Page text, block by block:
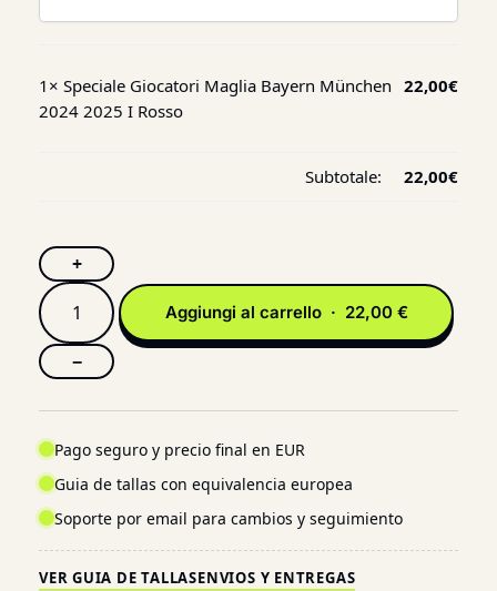
1× Speciale Giocatori Maglia Bayern München
2024 2025 I Rosso
22,00€
Subtotale: 22,00€
+
−
Aggiungi al carrello · 22,00 €
Pago seguro y precio final en EUR
Guia de tallas con equivalencia europea
Soporte por email para cambios y seguimiento
VER GUIA DE TALLASENVIOS Y ENTREGAS